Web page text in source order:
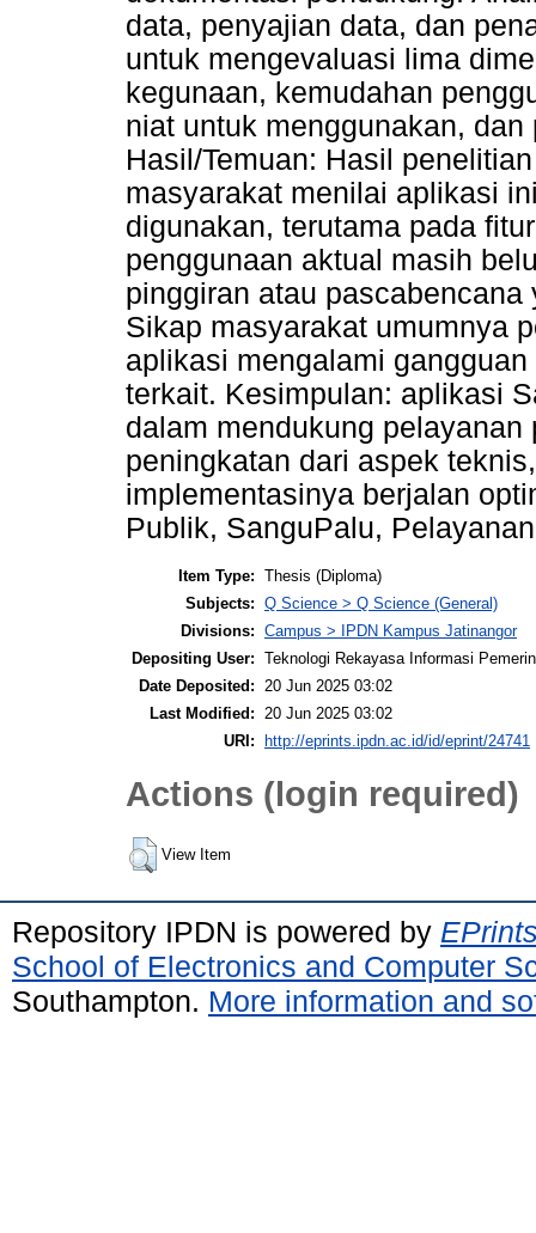
data, penyajian data, dan
untuk mengevaluasi lima
kegunaan, kemudahan
niat untuk menggunakan,
Hasil/Temuan: Hasil
masyarakat menilai aplikasi
digunakan, terutama pada
penggunaan aktual masih
pinggiran atau
Sikap masyarakat umumnya
aplikasi mengalami
terkait. Kesimpulan: aplikasi
dalam mendukung
peningkatan dari aspek
implementasinya berjalan
Publik, SanguPalu,
Item Type: Thesis (Diploma)
Subjects: Q Science > Q Science (General)
Divisions: Campus > IPDN Kampus Jatinangor
Depositing User: Teknologi Rekayasa Informasi
Date Deposited:
20 Jun 2025 03:02
Last Modified:
20 Jun 2025 03:02
URI:
http://eprints.ipdn.ac.id/id/eprint/24741
Actions (login required)
View Item
Repository IPDN is powered by
School of Electronics and Computer
Southampton. More information and